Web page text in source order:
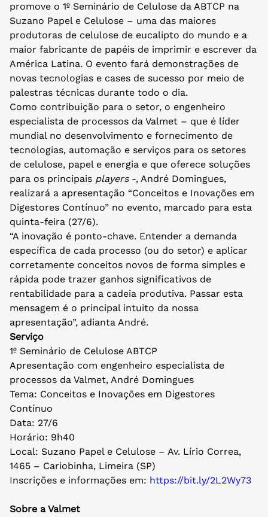
promove o 1º Seminário de Celulose da ABTCP na
Suzano Papel e Celulose – uma das maiores
produtoras de celulose de eucalipto do mundo e a
maior fabricante de papéis de imprimir e escrever da
América Latina. O evento fará demonstrações de
novas tecnologias e cases de sucesso por meio de
palestras técnicas durante todo o dia.
Como contribuição para o setor, o engenheiro
especialista de processos da Valmet – que é líder
mundial no desenvolvimento e fornecimento de
tecnologias, automação e serviços para os setores
de celulose, papel e energia e que oferece soluções
para os principais players -, André Domingues,
realizará a apresentação “Conceitos e Inovações em
Digestores Contínuo” no evento, marcado para esta
quinta-feira (27/6).
“A inovação é ponto-chave. Entender a demanda
específica de cada processo (ou do setor) e aplicar
corretamente conceitos novos de forma simples e
rápida pode trazer ganhos significativos de
rentabilidade para a cadeia produtiva. Passar esta
mensagem é o principal intuito da nossa
apresentação”, adianta André.
Serviço
1º Seminário de Celulose ABTCP
Apresentação com engenheiro especialista de
processos da Valmet, André Domingues
Tema: Conceitos e Inovações em Digestores
Contínuo
Data: 27/6
Horário: 9h40
Local: Suzano Papel e Celulose – Av. Lírio Correa,
1465 – Cariobinha, Limeira (SP)
Inscrições e informações em: https://bit.ly/2L2Wy73
Sobre a Valmet